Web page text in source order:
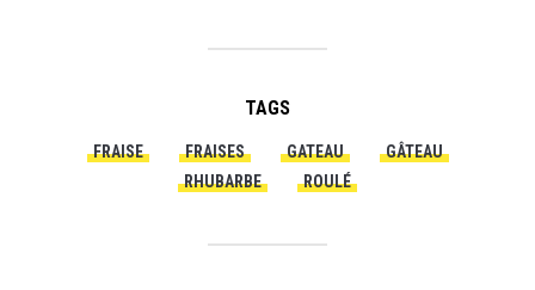
TAGS
FRAISE FRAISES GATEAU
GÂTEAU
RHUBARBE
ROULÉ